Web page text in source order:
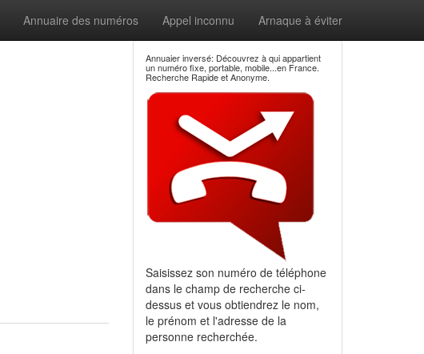
Annuaire des numéros Appel inconnu Arnaque à éviter
Annuaier inversé: Découvrez à qui appartient
un numéro fixe, portable, mobile...en France.
Recherche Rapide et Anonyme.
Saisissez son numéro de téléphone
dans le champ de recherche ci-
dessus et vous obtiendrez le nom,
le prénom et l'adresse de la
personne recherchée.